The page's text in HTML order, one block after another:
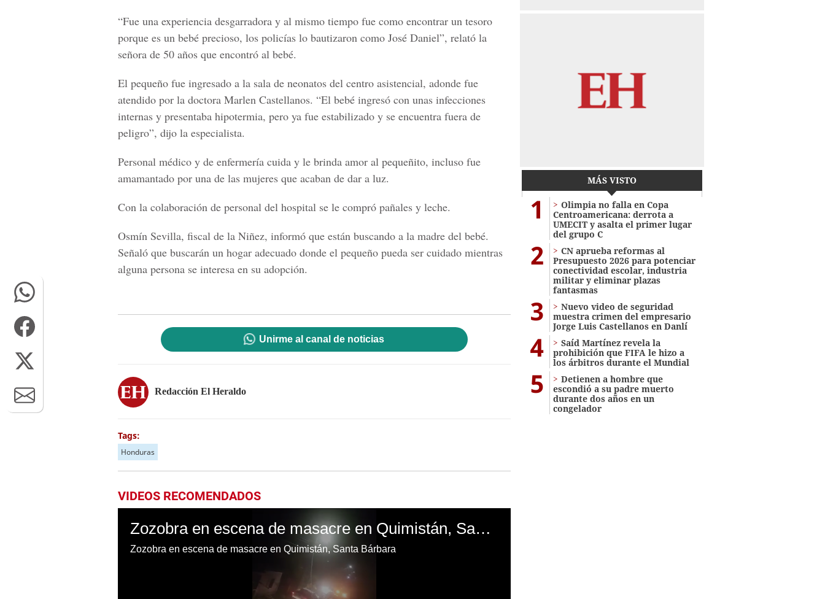
“Fue una experiencia desgarradora y al mismo tiempo fue como encontrar un tesoro
porque es un bebé precioso, los policías lo bautizaron como José Daniel”, relató la
señora de 50 años que encontró al bebé.
El pequeño fue ingresado a la sala de neonatos del centro asistencial, adonde fue
atendido por la doctora Marlen Castellanos. “El bebé ingresó con unas infecciones
internas y presentaba hipotermia, pero ya fue estabilizado y se encuentra fuera de
peligro”, dijo la especialista.
Personal médico y de enfermería cuida y le brinda amor al pequeñito, incluso fue
amamantado por una de las mujeres que acaban de dar a luz.
Con la colaboración de personal del hospital se le compró pañales y leche.
Osmín Sevilla, fiscal de la Niñez, informó que están buscando a la madre del bebé.
Señaló que buscarán un hogar adecuado donde el pequeño pueda ser cuidado mientras
alguna persona se interesa en su adopción.
Unirme al canal de noticias
Redacción El Heraldo
Tags:
Honduras
VIDEOS RECOMENDADOS
Zozobra en escena de masacre en Quimistán, Santa Bárbara
Zozobra en escena de masacre en Quimistán, Santa Bárbara
MÁS VISTO
1
Olimpia no falla en Copa
Centroamericana: derrota a
UMECIT y asalta el primer lugar
del grupo C
2
CN aprueba reformas al
Presupuesto 2026 para potenciar
conectividad escolar, industria
militar y eliminar plazas
fantasmas
3
Nuevo video de seguridad
muestra crimen del empresario
Jorge Luis Castellanos en Danlí
4
Saíd Martínez revela la
prohibición que FIFA le hizo a
los árbitros durante el Mundial
5
Detienen a hombre que
escondió a su padre muerto
durante dos años en un
congelador